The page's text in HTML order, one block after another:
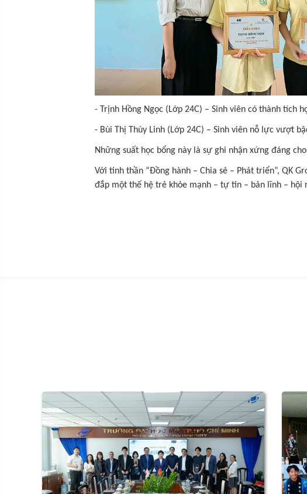
- Trịnh Hồng Ngọc (Lớp 24C) – Sinh viên có thành tích
- Bùi Thị Thùy Linh (Lớp 24C) – Sinh viên nỗ lực vượt
Những suất học bổng này là sự ghi nhận xứng đáng
Với tinh thần “Đồng hành – Chia sẻ – Phát triển”, QK
đắp một thế hệ trẻ khỏe mạnh – tự tin – bản lĩnh – hội